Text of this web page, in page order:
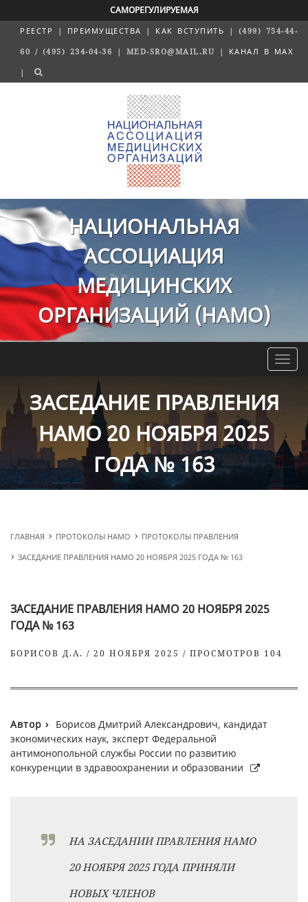
САМОРЕГУЛИРУЕМАЯ
РЕЕСТР | ПРЕИМУЩЕСТВА | КАК ВСТУПИТЬ | (499) 754-44-
60 / (495) 234-04-36 | MED-SRO@MAIL.RU | КАНАЛ В MAX
|
НАЦИОНАЛЬНАЯ
АССОЦИАЦИЯ
МЕДИЦИНСКИХ
ОРГАНИЗАЦИЙ (НАМО)
Toggle
ЗАСЕДАНИЕ ПРАВЛЕНИЯ
НАМО 20 НОЯБРЯ 2025
ГОДА № 163
ГЛАВНАЯ ПРОТОКОЛЫ НАМО
ПРОТОКОЛЫ ПРАВЛЕНИЯ
ЗАСЕДАНИЕ ПРАВЛЕНИЯ НАМО 20 НОЯБРЯ 2025 ГОДА № 163
ЗАСЕДАНИЕ ПРАВЛЕНИЯ НАМО 20 НОЯБРЯ 2025
ГОДА № 163
БОРИСОВ Д.А. / 20 НОЯБРЯ 2025 / ПРОСМОТРОВ 104
Борисов Дмитрий Александрович, кандидат
экономических наук, эксперт Федеральной
антимонопольной службы России по развитию
конкуренции в здравоохранении и образовании
НА ЗАСЕДАНИИ ПРАВЛЕНИЯ НАМО
20 НОЯБРЯ 2025 ГОДА ПРИНЯЛИ
НОВЫХ ЧЛЕНОВ